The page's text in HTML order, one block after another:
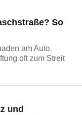
So
am Auto,
oft zum Streit
und